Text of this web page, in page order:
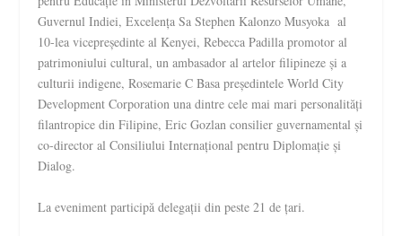
Guvernul Indiei, Excelența Sa Stephen Kalonzo Musyoka al
10-lea vicepreședinte al Kenyei, Rebecca Padilla promotor al
patrimoniului cultural, un ambasador al artelor filipineze și a
culturii indigene, Rosemarie C Basa președintele World City
Development Corporation una dintre cele mai mari personalități
filantropice din Filipine, Eric Gozlan consilier guvernamental și
co-director al Consiliului Internațional pentru Diplomație și
Dialog.
La eveniment participă delegații din peste 21 de țari.